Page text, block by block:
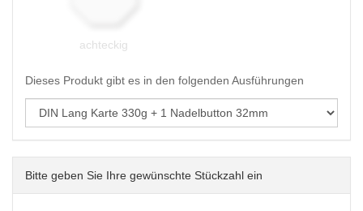
achteckig
Dieses Produkt gibt es in den folgenden Ausführungen
Bitte geben Sie Ihre gewünschte Stückzahl ein